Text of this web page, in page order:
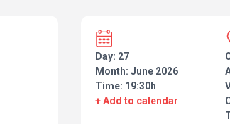
Day: 27
Month: June 2026
Time: 19:30h
+ Add to calendar